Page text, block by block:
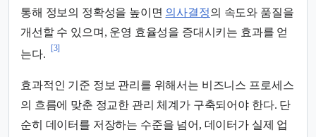
통해 정보의 정확성을 높이면 의사결정의 속도와 품질을
개선할 수 있으며, 운영 효율성을 증대시키는 효과를 얻
는다.
[3]
효과적인 기준 정보 관리를 위해서는 비즈니스 프로세스
의 흐름에 맞춘 정교한 관리 체계가 구축되어야 한다. 단
순히 데이터를 저장하는 수준을 넘어, 데이터가 실제 업